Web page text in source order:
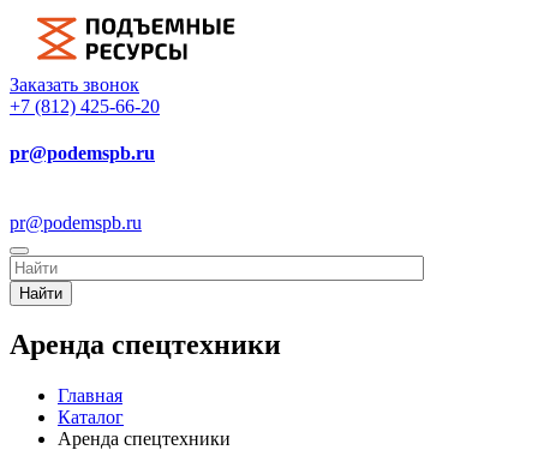
Заказать звонок
+7 (812) 425-66-20
pr@podemspb.ru
pr@podemspb.ru
Найти
Аренда спецтехники
Главная
Каталог
Аренда спецтехники